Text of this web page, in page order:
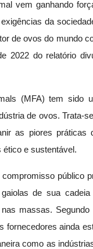
vem ganhando
da
de ovos do mundo
2022 do relatório
(MFA) tem sido
de ovos. Trata-
as piores práticas
e sustentável.
público
de sua
massas.
fornecedores ainda
como as